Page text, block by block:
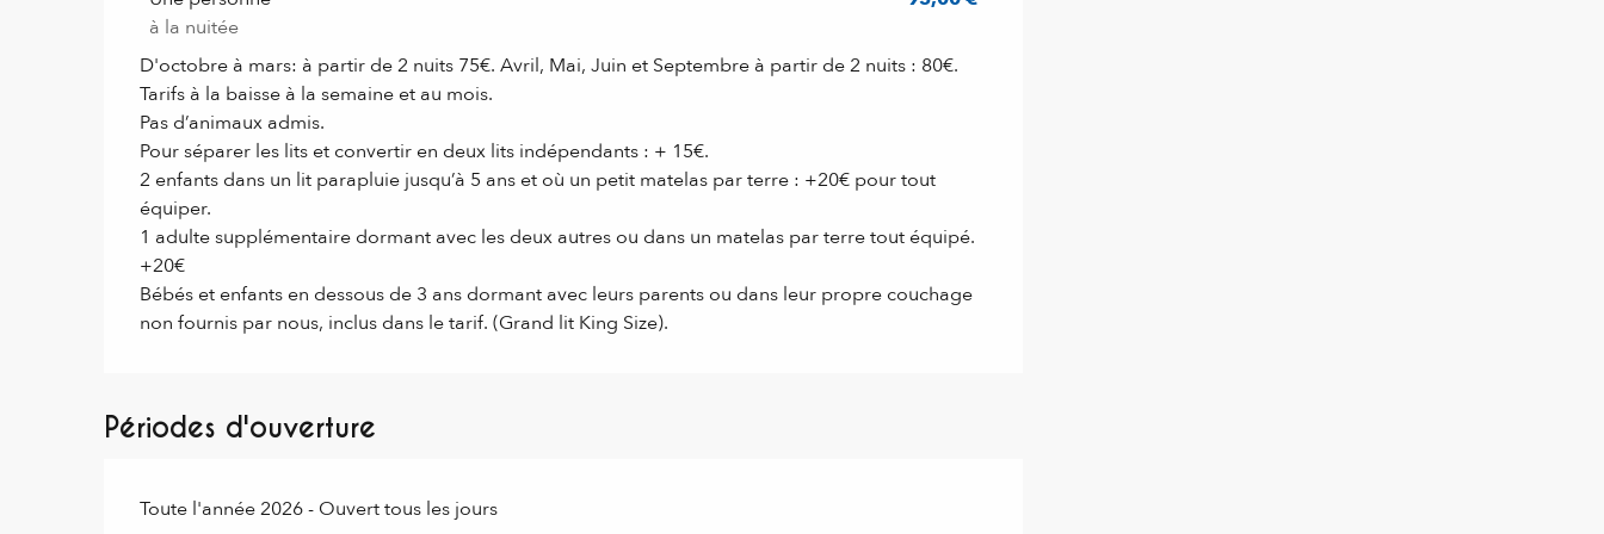
Du 1 avril 2026 au 30 juin 2026
Du1 septembre 2026
à la nuitée
D'octobre à mars: à partir de 2 nuits 75€. Avril, Mai, Juin et Septembre à partir de 2 nuits : 80€.
Tarifs à la baisse à la semaine et au mois.
Pas d’animaux admis.
Pour séparer les lits et convertir en deux lits indépendants : + 15€.
2 enfants dans un lit parapluie jusqu’à 5 ans et où un petit matelas par terre : +20€ pour tout
équiper.
1 adulte supplémentaire dormant avec les deux autres ou dans un matelas par terre tout équipé.
+20€
Bébés et enfants en dessous de 3 ans dormant avec leurs parents ou dans leur propre couchage
non fournis par nous, inclus dans le tarif. (Grand lit King Size).
Périodes d'ouverture
Toute l'année 2026 - Ouvert tous les jours